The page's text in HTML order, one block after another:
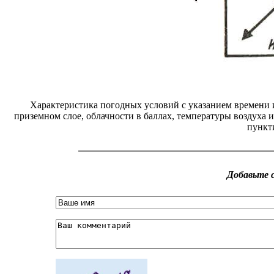
Характеристика погодных условий с указанием
приземном слое, облачности в баллах, температуры